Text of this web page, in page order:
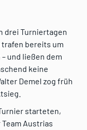
drei Turniertagen
trafen bereits um
und ließen dem
keine
Demel zog früh
starteten,
Austrias